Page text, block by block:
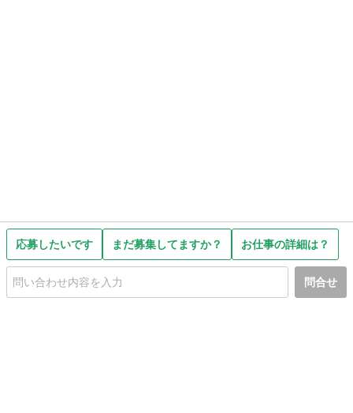
応募したいです まだ募集してますか？ お仕事の詳細は？
問合せ